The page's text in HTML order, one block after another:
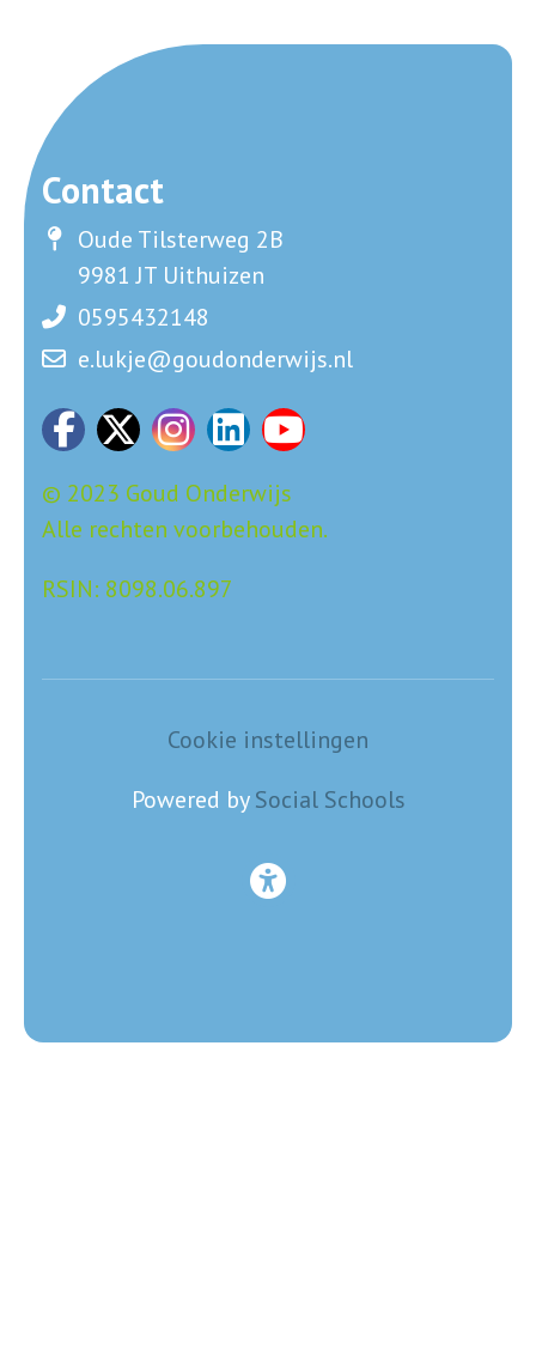
Contact
Oude Tilsterweg 2B
9981 JT Uithuizen
0595432148
e.lukje@goudonderwijs.nl
© 2023 Goud Onderwijs
Alle rechten voorbehouden.
RSIN: 8098.06.897
Cookie instellingen
Powered bySocial Schools